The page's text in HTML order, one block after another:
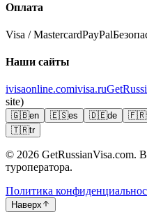
Оплата
Visa / MastercardPayPal
Наши сайты
ivisaonline.comivisa.ru
site)
🇬🇧en 🇪🇸es 🇩🇪de 🇫🇷
🇹🇷tr
© 2026 GetRussianVisa.com.
туроператора.
Политика
Наверх